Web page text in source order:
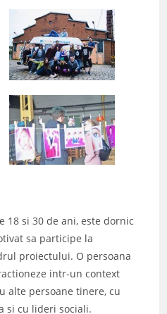
18 si 30 de ani, este dornic
sa participe la
proiectului. O persoana
intr-un context
alte persoane tinere, cu
si cu lideri sociali.